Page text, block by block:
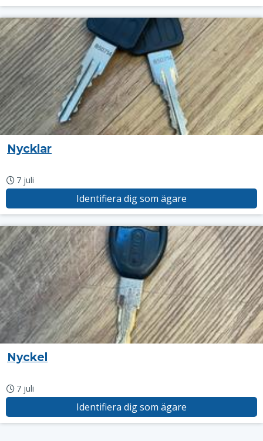
Nycklar
7 juli
Identifiera dig som ägare
Nyckel
7 juli
Identifiera dig som ägare